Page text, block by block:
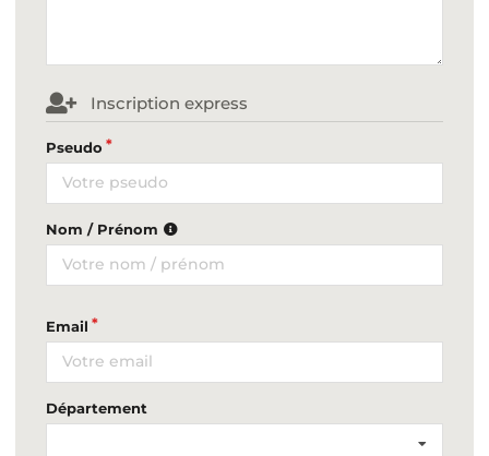
Inscription express
Pseudo
Nom / Prénom
Email
Département